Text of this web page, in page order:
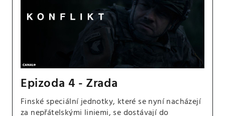
Epizoda 4 - Zrada
Finské speciální jednotky, které se nyní nacházejí
za nepřátelskými liniemi, se dostávají do